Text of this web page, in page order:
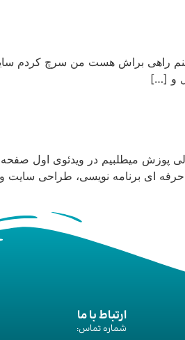
راهی براش هست من سرچ کردم
میطلبیم در ویدئوی اول صفحه
حرفه ای برنامه نویسی، طراحی
ارتباط با ما
شماره تماس: